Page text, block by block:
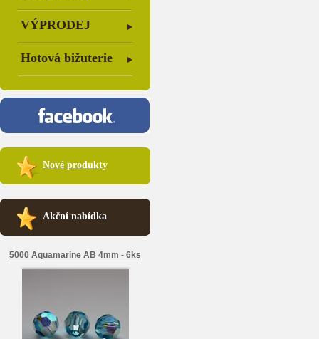
VÝPRODEJ
Hotová bižuterie
Nové produkty
Akční nabídka
5000 Aquamarine AB 4mm - 6ks